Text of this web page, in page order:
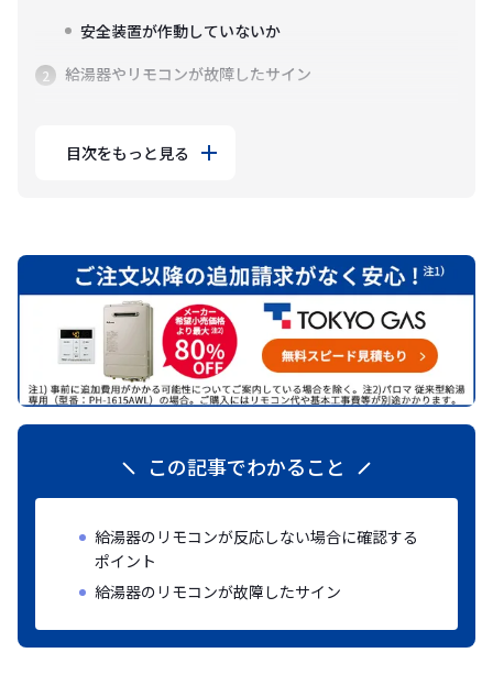
安全装置が作動していないか
給湯器やリモコンが故障したサイン
目次をもっと見る
この記事でわかること
給湯器のリモコンが反応しない場合に確認する
ポイント
給湯器のリモコンが故障したサイン